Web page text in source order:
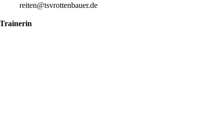
reiten@tsvrottenbauer.de
Trainerin